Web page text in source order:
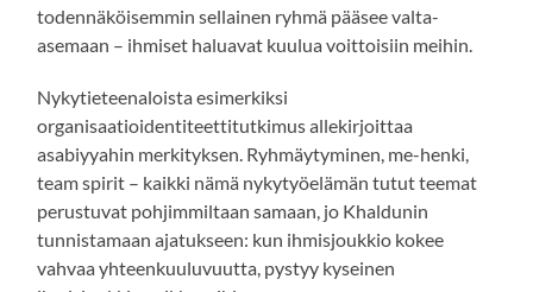
todennäköisemmin sellainen ryhmä pääsee valta-
asemaan – ihmiset haluavat kuulua voittoisiin meihin.
Nykytieteenaloista esimerkiksi
organisaatioidentiteettitutkimus allekirjoittaa
asabiyyahin merkityksen. Ryhmäytyminen, me-henki,
team spirit – kaikki nämä nykytyöelämän tutut teemat
perustuvat pohjimmiltaan samaan, jo Khaldunin
tunnistamaan ajatukseen: kun ihmisjoukkio kokee
vahvaa yhteenkuuluvuutta, pystyy kyseinen